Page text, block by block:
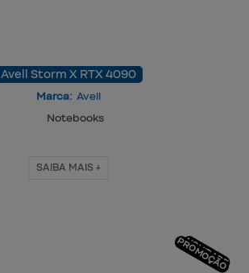
Avell Storm X RTX 4090
Marca: Avell
Notebooks
SAIBA MAIS +
NOVIDADE
PROMOÇÃO